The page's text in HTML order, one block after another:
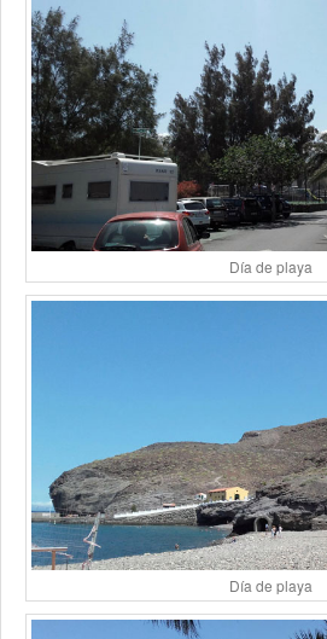
Día de playa
Día de playa